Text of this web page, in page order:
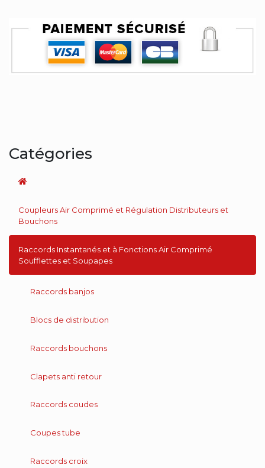
Catégories
Coupleurs Air Comprimé et Régulation Distributeurs et
Bouchons
Raccords Instantanés et à Fonctions Air Comprimé
Soufflettes et Soupapes
Raccords banjos
Blocs de distribution
Raccords bouchons
Clapets anti retour
Raccords coudes
Coupes tube
Raccords croix